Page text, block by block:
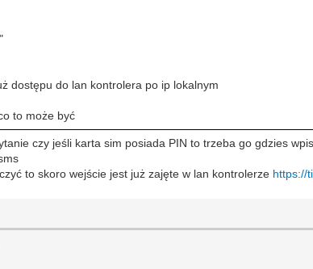
dostępu do lan kontrolera po ip lokalnym
to może być
czy jeśli karta sim posiada PIN to trzeba go gdzies
to skoro wejście jest już zajęte w lan kontrolerze https://